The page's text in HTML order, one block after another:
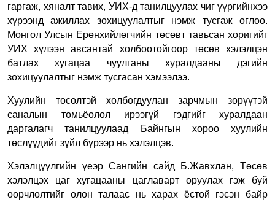
гаргаж, хяналт тавих, УИХ-д танилцуулах чиг үүргийнхээ
хүрээнд ажиллах зохицуулалтыг нэмж тусгаж өглөө.
Монгол Улсын Ерөнхийлөгчийн төсөвт тавьсан хоригийг
УИХ хүлээн авсантай холбоотойгоор төсөв хэлэлцэн
батлах хугацаа чуулганы хуралдааны дэгийн
зохицуулалтыг нэмж тусгасан хэмээлээ.
Хуулийн төсөлтэй холбогдуулан зарчмын зөрүүтэй
саналын томьёолол ирээгүй гэдгийг хуралдаан
даргалагч танилцуулаад Байнгын хороо хуулийн
төслүүдийг зүйл бүрээр нь хэлэлцэв.
Хэлэлцүүлгийн үеэр Сангийн сайд Б.Жавхлан, Төсөв
хэлэлцэх цаг хугацааны цаглаварт оруулах гэж буй
өөрчлөлтийг олон талаас нь харах ёстой гэсэн байр